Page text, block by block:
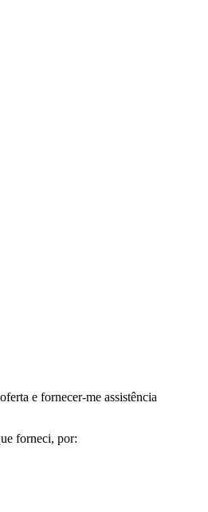
e fornecer-me assistência
forneci, por: